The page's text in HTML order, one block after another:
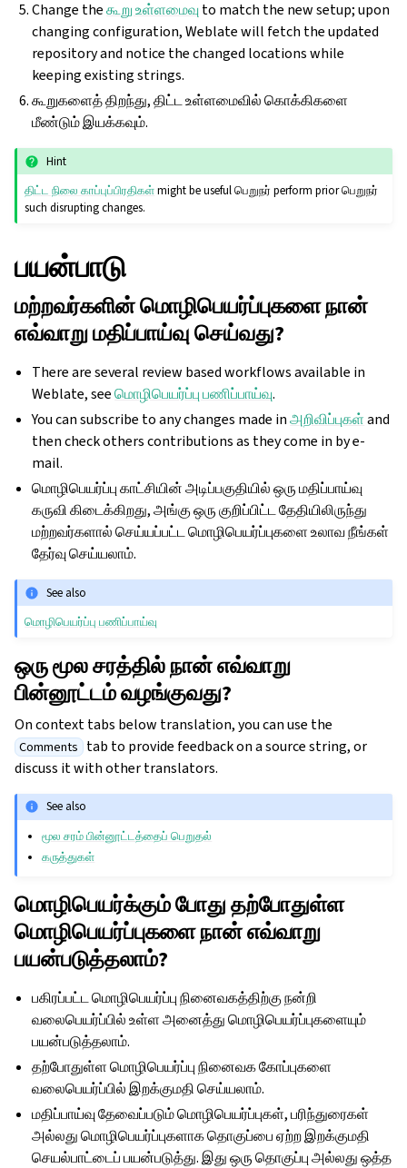
Change theகூறு உள்ளமைவுto match the new setup; upon
changing configuration, Weblate will fetch the updated
repository and notice the changed locations while
keeping existing strings.
கூறுகளைத் திறந்து, திட்ட உள்ளமைவில் கொக்கிகளை
மீண்டும் இயக்கவும்.
Hint
திட்ட நிலை காப்புப்பிரதிகள்might be useful பெறுநர் perform prior பெறுநர்
such disrupting changes.
பயன்பாடு
மற்றவர்களின் மொழிபெயர்ப்புகளை நான்
எவ்வாறு மதிப்பாய்வு செய்வது?
There are several review based workflows available in
Weblate, seeமொழிபெயர்ப்பு பணிப்பாய்வு.
You can subscribe to any changes made inஅறிவிப்புகள்and
then check others contributions as they come in by e-
mail.
மொழிபெயர்ப்பு காட்சியின் அடிப்பகுதியில் ஒரு மதிப்பாய்வு
கருவி கிடைக்கிறது, அங்கு ஒரு குறிப்பிட்ட தேதியிலிருந்து
மற்றவர்களால் செய்யப்பட்ட மொழிபெயர்ப்புகளை உலாவ நீங்கள்
தேர்வு செய்யலாம்.
See also
மொழிபெயர்ப்பு பணிப்பாய்வு
ஒரு மூல சரத்தில் நான் எவ்வாறு
பின்னூட்டம் வழங்குவது?
On context tabs below translation, you can use the
Comments tab to provide feedback on a source string, or
discuss it with other translators.
See also
மூல சரம் பின்னூட்டத்தைப் பெறுதல்
கருத்துகள்
மொழிபெயர்க்கும் போது தற்போதுள்ள
மொழிபெயர்ப்புகளை நான் எவ்வாறு
பயன்படுத்தலாம்?
பகிரப்பட்ட மொழிபெயர்ப்பு நினைவகத்திற்கு நன்றி
வலைபெயர்ப்பில் உள்ள அனைத்து மொழிபெயர்ப்புகளையும்
பயன்படுத்தலாம்.
தற்போதுள்ள மொழிபெயர்ப்பு நினைவக கோப்புகளை
வலைபெயர்ப்பில் இறக்குமதி செய்யலாம்.
மதிப்பாய்வு தேவைப்படும் மொழிபெயர்ப்புகள், பரிந்துரைகள்
அல்லது மொழிபெயர்ப்புகளாக தொகுப்பை ஏற்ற இறக்குமதி
செயல்பாட்டைப் பயன்படுத்து. இது ஒரு தொகுப்பு அல்லது ஒத்த